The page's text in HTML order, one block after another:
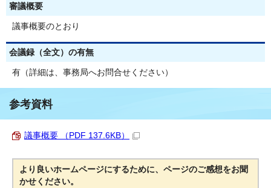
審議概要
議事概要のとおり
会議録（全文）の有無
有（詳細は、事務局へお問合せください）
参考資料
議事概要 （PDF 137.6KB）
より良いホームページにするために、ページのご感想をお聞
かせください。